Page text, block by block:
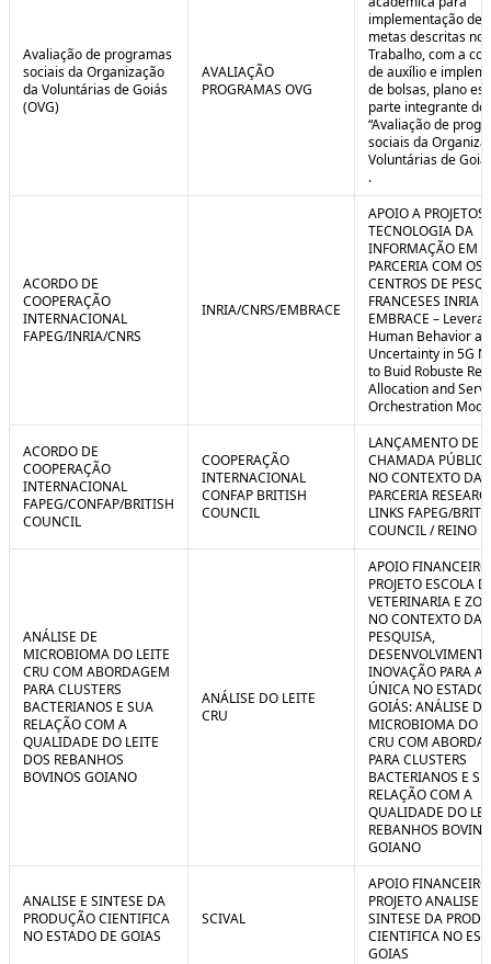
Avaliação de programas
sociais da Organização
da Voluntárias de Goiás
(OVG)
AVALIAÇÃO
PROGRAMAS OVG
implementação de
metas descritas no
Trabalho, com a
de auxílio e
de bolsas, plano
parte integrante do
“Avaliação de
sociais da
Voluntárias de
.
ACORDO DE
COOPERAÇÃO
INTERNACIONAL
FAPEG/INRIA/CNRS
INRIA/CNRS/EMBRACE
APOIO A PROJETOS
TECNOLOGIA DA
INFORMAÇÃO EM
PARCERIA COM OS
CENTROS DE
FRANCESES INRIA
EMBRACE –
Human Behavior
Uncertainty in 5G
to Buid Robuste
Allocation and
Orchestration
ACORDO DE
COOPERAÇÃO
INTERNACIONAL
FAPEG/CONFAP/BRITISH
COUNCIL
COOPERAÇÃO
INTERNACIONAL
CONFAP BRITISH
COUNCIL
LANÇAMENTO DE
CHAMADA
NO CONTEXTO DA
PARCERIA
LINKS FAPEG/
COUNCIL / REINO
ANÁLISE DE
MICROBIOMA DO LEITE
CRU COM ABORDAGEM
PARA CLUSTERS
BACTERIANOS E SUA
RELAÇÃO COM A
QUALIDADE DO LEITE
DOS REBANHOS
BOVINOS GOIANO
ANÁLISE DO LEITE
CRU
APOIO
PROJETO ESCOLA
VETERINARIA E
NO CONTEXTO DA
PESQUISA,
INOVAÇÃO PARA A
ÚNICA NO ESTADO
GOIÁS: ANÁLISE DE
MICROBIOMA DO
CRU COM
PARA CLUSTERS
BACTERIANOS E
RELAÇÃO COM A
QUALIDADE DO
REBANHOS
GOIANO
ANALISE E SINTESE DA
PRODUÇÃO CIENTIFICA
NO ESTADO DE GOIAS
SCIVAL
APOIO
PROJETO ANALISE E
SINTESE DA
CIENTIFICA NO
GOIAS